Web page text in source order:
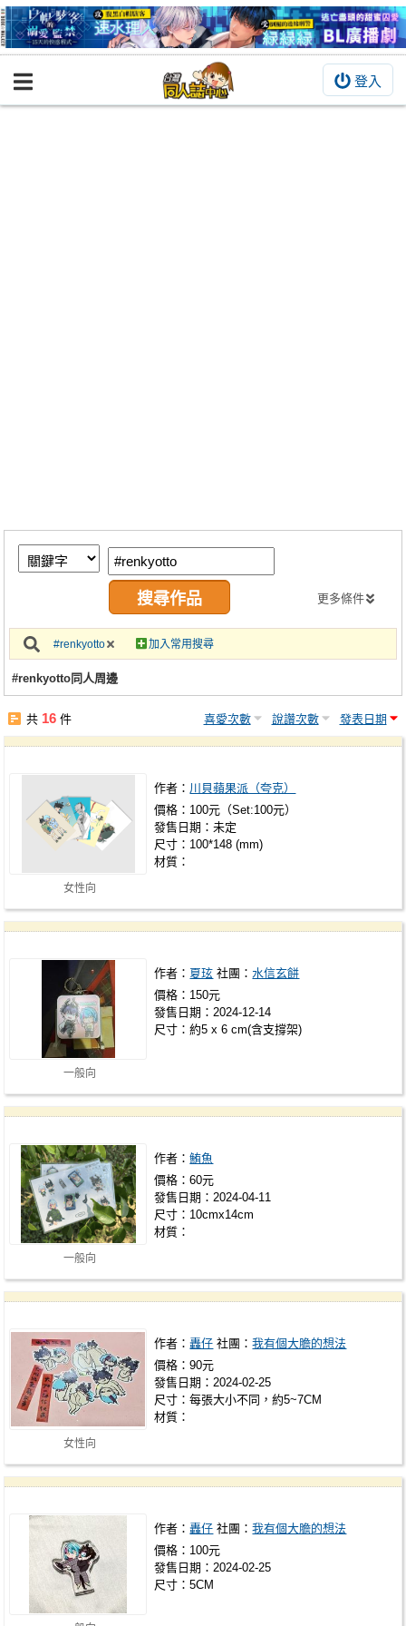
登入
BOOKY書集倉庫
繪圖藝廊
交流中心
攤位轉讓區
會員功能選單
註冊會員
更多條件
#renkyotto 加入常用搜尋
#renkyotto同人周邊
共 16 件 喜愛次數 說讚次數 發表日期
女性向
作者： 川貝蘋果派（夸克）
價格：100元（Set:100元）
發售日期：未定
尺寸：100*148 (mm)
材質：
一般向
作者： 夏玹 社團：水信玄餅
價格：150元
發售日期：2024-12-14
尺寸：約5 x 6 cm(含支撐架)
一般向
作者：鮪魚
價格：60元
發售日期：2024-04-11
尺寸：10cmx14cm
材質：
女性向
作者：轟仔 社團：我有個大膽的想法
價格：90元
發售日期：2024-02-25
尺寸：每張大小不同，約5~7CM
材質：
作者：轟仔 社團：我有個大膽的想法
價格：100元
發售日期：2024-02-25
尺寸：5CM